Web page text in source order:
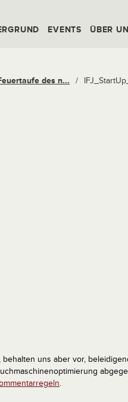
EVENTS ÜBER
des n... /
uns aber vor,
.